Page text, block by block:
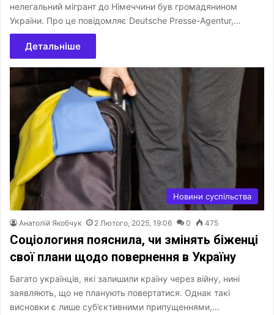
нелегальний мігрант до Німеччини був громадянином
України. Про це повідомляє Deutsche Presse-Agentur,…
Детальніше
Новини суспільства
Анатолій Якобчук 2 Лютого, 2025, 19:06 0 475
Соціологиня пояснила, чи змінять біженці
свої плани щодо повернення в Україну
Багато українців, які залишили країну через війну, нині
заявляють, що не планують повертатися. Однак такі
висновки є лише суб’єктивними припущеннями,…